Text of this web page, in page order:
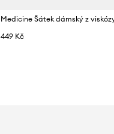
Medicine Šátek dámský z
449 Kč